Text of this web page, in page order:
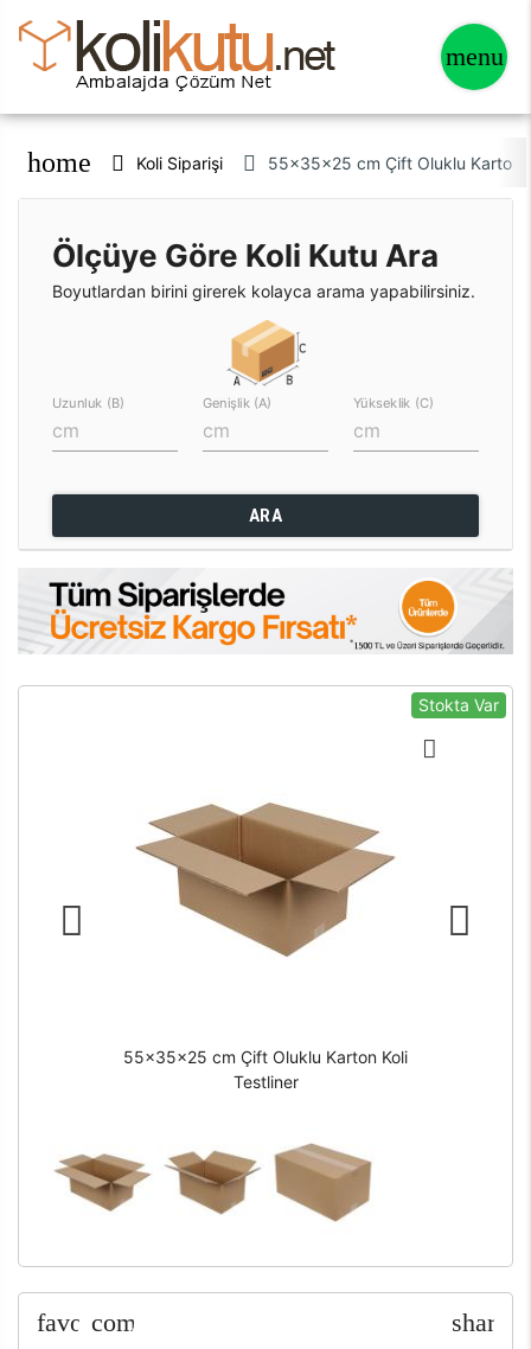
home Koli Siparişi 55x35x25 cm Çift Oluklu Karton
Ölçüye Göre Koli Kutu Ara
Boyutlardan birini girerek kolayca arama yapabilirsiniz.
Uzunluk (B) Genişlik (A) Yükseklik (C)
ARA
Stokta Var
55x35x25 cm Çift Oluklu Karton Koli
Testliner